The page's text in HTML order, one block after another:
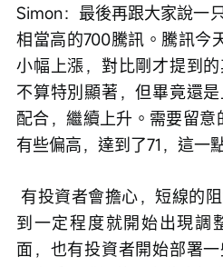
Simon：最後再跟大家說一
相當高的700騰訊。騰訊今
小幅上漲，對比剛才提到
不算特別顯著，但畢竟還
配合，繼續上升。需要留意
有些偏高，達到了71，這一
到一定程度就開始出現調
面，也有投資者開始部署